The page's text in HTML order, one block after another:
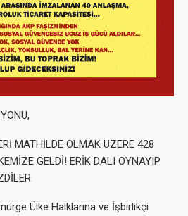
MATHİLDE OLMAK ÜZERE 428
GELDİ! ERİK DALI OYNAYIP
Ülke Halklarına ve İşbirlikçi